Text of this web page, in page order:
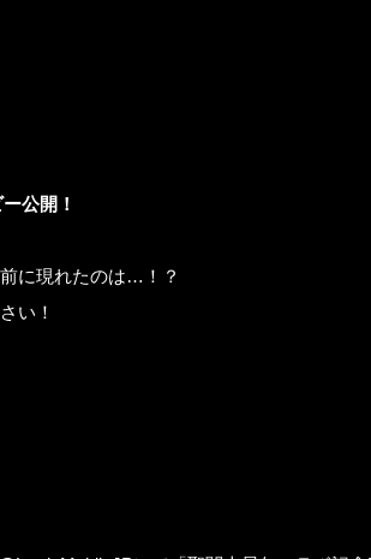
公開！
に現れたのは…！？
い！